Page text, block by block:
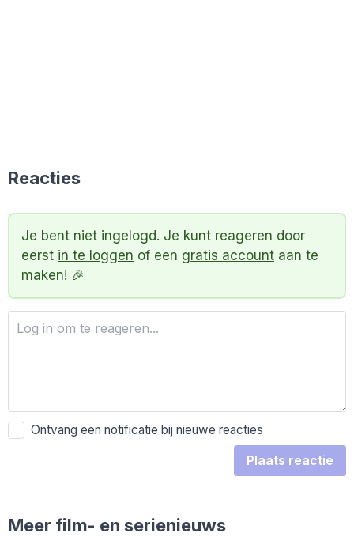
Reacties
Je bent niet ingelogd. Je kunt reageren door
eerst in te loggen of een gratis account aan te
maken! 🎉
Ontvang een notificatie bij nieuwe reacties
Plaats reactie
Meer film- en serienieuws